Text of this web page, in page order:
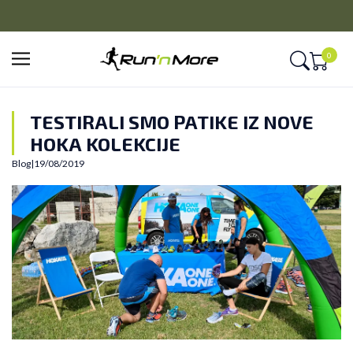
0
TESTIRALI SMO PATIKE IZ NOVE
HOKA KOLEKCIJE
Blog|19/08/2019